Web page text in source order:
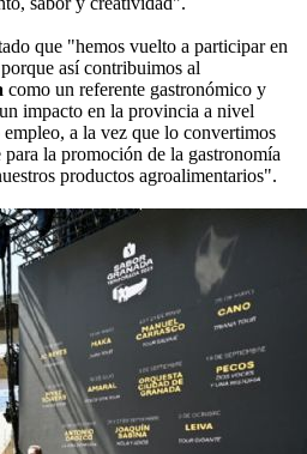
que "hemos vuelto a participar en
así contribuimos al
como un referente gastronómico y
impacto en la provincia a nivel
a la vez que lo convertimos
la promoción de la gastronomía
productos agroalimentarios".